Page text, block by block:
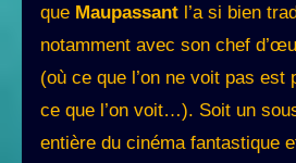
que Maupassant l’a si bien
notamment avec son chef
(où ce que l’on ne voit pas est
ce que l’on voit…). Soit un
entière du cinéma fantastique